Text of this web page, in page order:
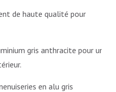
de haute qualité pour
gris anthracite pour une
en alu gris